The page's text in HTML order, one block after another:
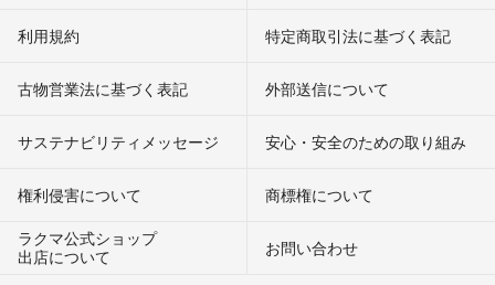
利用規約 特定商取引法に基づく表記
古物営業法に基づく表記 外部送信について
サステナビリティメッセージ 安心・安全のための取り組み
権利侵害について
商標権について
ラクマ公式ショップ
出店について
お問い合わせ